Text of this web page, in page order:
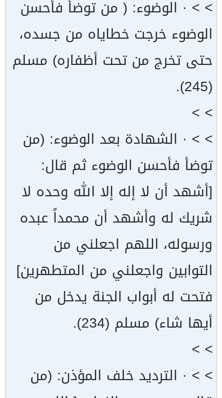
> > · الوضوء: ( من توضأ فأحسن
الوضوء خرجت خطاياه من جسده،
حتى تخرج من تحت أظفاره) مسلم
(245).
> >
> > · الشهادة بعد الوضوء: (من
توضأ فأحسن الوضوء ثم قال:
[أشهد أن لا إله إلا الله وحده لا
شريك له وأشهد أن محمداً عبده
ورسوله، اللهم اجعلني من
التوابين واجعلني من المتطهرين]
فتحت له أبواب الجنة يدخل من
أيها شاء) مسلم (234).
> >
> > · الترديد خلف المؤذن: (من